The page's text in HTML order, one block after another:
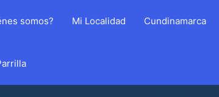
somos? Mi Localidad Cundinamarca